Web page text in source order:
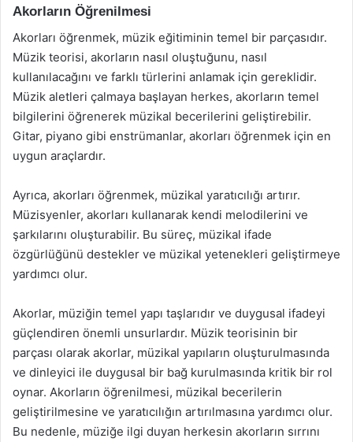
Akorların Öğrenilmesi
Akorları öğrenmek, müzik eğitiminin temel bir parçasıdır.
Müzik teorisi, akorların nasıl oluştuğunu, nasıl
kullanılacağını ve farklı türlerini anlamak için gereklidir.
Müzik aletleri çalmaya başlayan herkes, akorların temel
bilgilerini öğrenerek müzikal becerilerini geliştirebilir.
Gitar, piyano gibi enstrümanlar, akorları öğrenmek için en
uygun araçlardır.
Ayrıca, akorları öğrenmek, müzikal yaratıcılığı artırır.
Müzisyenler, akorları kullanarak kendi melodilerini ve
şarkılarını oluşturabilir. Bu süreç, müzikal ifade
özgürlüğünü destekler ve müzikal yetenekleri geliştirmeye
yardımcı olur.
Akorlar, müziğin temel yapı taşlarıdır ve duygusal ifadeyi
güçlendiren önemli unsurlardır. Müzik teorisinin bir
parçası olarak akorlar, müzikal yapıların oluşturulmasında
ve dinleyici ile duygusal bir bağ kurulmasında kritik bir rol
oynar. Akorların öğrenilmesi, müzikal becerilerin
geliştirilmesine ve yaratıcılığın artırılmasına yardımcı olur.
Bu nedenle, müziğe ilgi duyan herkesin akorların sırrını